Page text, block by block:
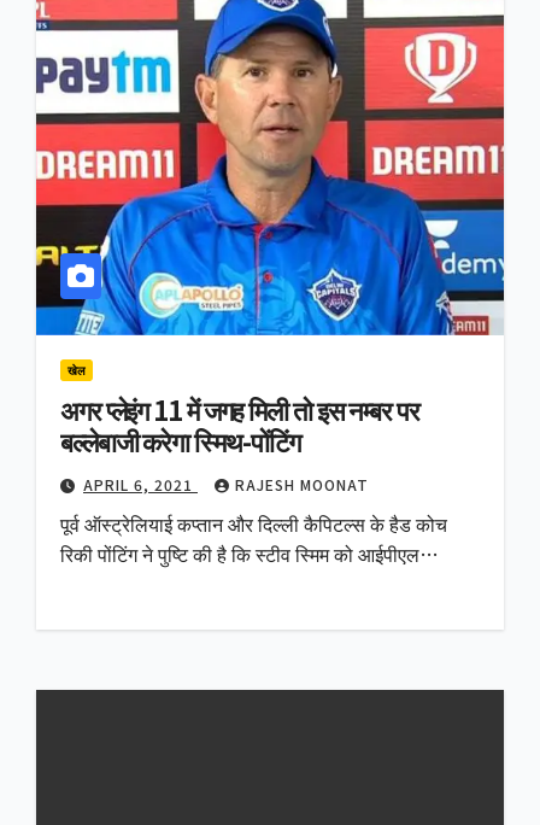
खेल
अगर प्लेइंग 11 में जगह मिली तो इस नम्बर पर
बल्लेबाजी करेगा स्मिथ-पोंटिंग
APRIL 6, 2021 RAJESH MOONAT
पूर्व ऑस्ट्रेलियाई कप्तान और दिल्ली कैपिटल्स के हैड कोच
रिकी पोंटिंग ने पुष्टि की है कि स्टीव स्मिम को आईपीएल…